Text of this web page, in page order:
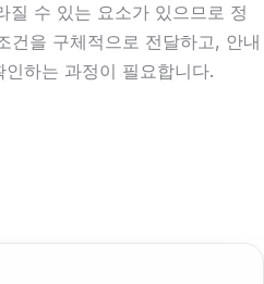
질 수 있는 요소가 있으므로 정
건을 구체적으로 전달하고, 안내
하는 과정이 필요합니다.